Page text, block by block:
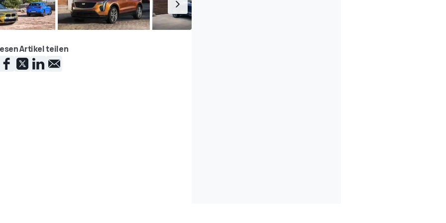
Artikel teilen